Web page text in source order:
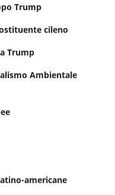
Trump
cileno
Trump
Ambientale
americane